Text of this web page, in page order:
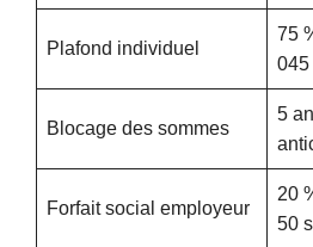
Plafond individuel
75
045
Blocage des sommes
5
Forfait social employeur
20
50